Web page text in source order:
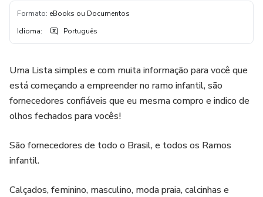
Formato: eBooks ou Documentos
Idioma: Português
Uma Lista simples e com muita informação para você que
está começando a empreender no ramo infantil, são
fornecedores confiáveis que eu mesma compro e indico de
olhos fechados para vocês!
São fornecedores de todo o Brasil, e todos os Ramos
infantil.
Calçados, feminino, masculino, moda praia, calcinhas e